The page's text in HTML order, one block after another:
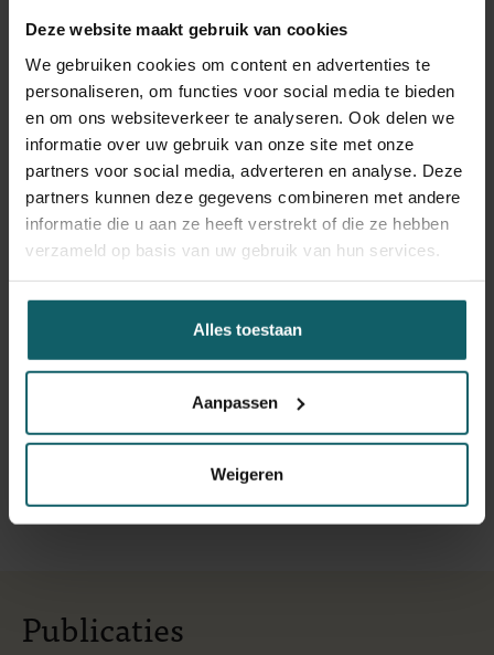
Deze website maakt gebruik van cookies
We gebruiken cookies om content en advertenties te
personaliseren, om functies voor social media te bieden
en om ons websiteverkeer te analyseren. Ook delen we
informatie over uw gebruik van onze site met onze
partners voor social media, adverteren en analyse. Deze
partners kunnen deze gegevens combineren met andere
informatie die u aan ze heeft verstrekt of die ze hebben
verzameld op basis van uw gebruik van hun services.
Alles toestaan
Aanpassen
Weigeren
(Frankrijk)
The Regents of the University of California
(VS)
Universität Bern
(Zwitserland)
Publicaties